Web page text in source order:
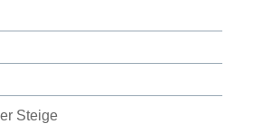
Steige